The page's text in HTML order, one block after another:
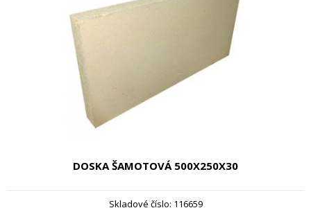
DOSKA ŠAMOTOVÁ 500X250X30
Skladové číslo: 116659